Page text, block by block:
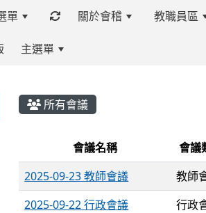
單 關於會稽 教職員區
主選單
所有會議
List Meeting
會議名稱 會議
2025-09-23 教師會議
教師
2025-09-22 行政會議
行政
kjjhs.tyc.edu.tw/kjjhsnews/
kjjhs.tyc.edu.tw/kjjhsnews/